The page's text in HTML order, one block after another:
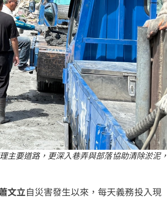
主要道路，更深入巷弄與部落協助清除淤泥
文立自災害發生以來，每天義務投入現